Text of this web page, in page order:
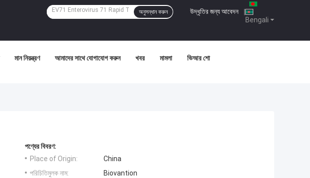
Bengali
উদ্ধৃতির জন্য আবেদন |
অনুসন্ধান করুন
মান নিয়ন্ত্রণ আমাদের সাথে যোগাযোগ করুন খবর মামলা ভিআর শো
পণ্যের বিবরণ:
Place of Origin:
China
পরিচিতিমুলক নাম:
Biovantion